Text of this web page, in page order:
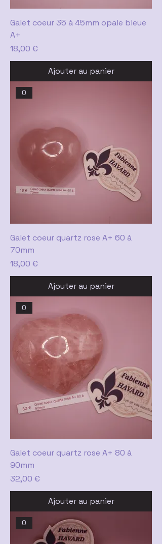
Galet coeur 35 à 45mm opale bleue
A+
Prix
18,00 €
Ajouter au panier
0
Galet coeur quartz rose A+ 60 à
70mm
Prix
18,00 €
Ajouter au panier
0
Galet coeur quartz rose A+ 80 à
90mm
Prix
32,00 €
Ajouter au panier
0